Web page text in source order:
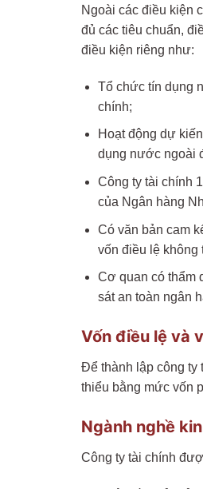
Ngoài các điều kiện
đủ các tiêu chuẩn,
điều kiện riêng như:
Tổ chức tín dụng
chính;
Hoạt động dự
dụng nước ngoài
Công ty tài chính
của Ngân hàng
Có văn bản cam
vốn điều lệ không
Cơ quan có thẩm
sát an toàn ngân
Vốn điều lệ và
Để thành lập công ty
thiểu bằng mức vốn
Ngành nghề
Công ty tài chính